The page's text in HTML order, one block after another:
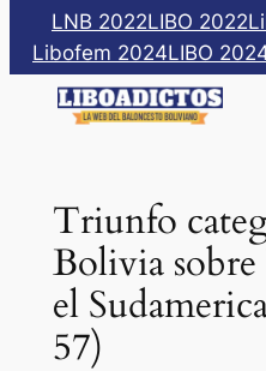
Saltar
contenido
LNB 2022LIBO 2022
Libofem 2024LIBO
Triunfo
Bolivia sobre
el
57)